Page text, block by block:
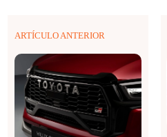
ARTÍCULO ANTERIOR